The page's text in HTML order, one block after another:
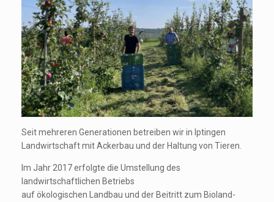
Seit mehreren Generationen betreiben wir in Iptingen
Landwirtschaft mit Ackerbau und der Haltung von Tieren.
Im Jahr 2017 erfolgte die Umstellung des
landwirtschaftlichen Betriebs
auf ökologischen Landbau und der Beitritt zum Bioland-